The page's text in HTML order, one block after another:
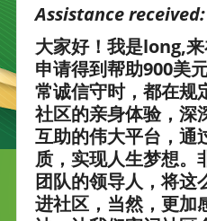
Assistance
大家好！我是long,
申请得到帮助900美
常诚信守时，都在规
社区的亲身体验，深
互助的伟大平台，通
质，实现人生梦想。
团队的领导人，将这
进社区，当然，更